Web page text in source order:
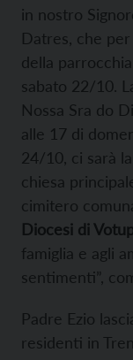
in nostro
Datres, che
della
sabato 22/10.
Nossa Sra do
alle 17 di
24/10, ci sarà
chiesa
cimitero
Diocesi di
famiglia e agli
sentimenti”,
Padre Ezio
residenti in